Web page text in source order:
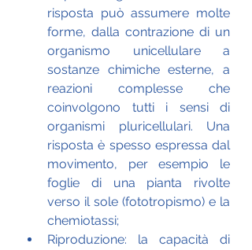
risposta può assumere molte
forme, dalla contrazione di un
organismo unicellulare a
sostanze chimiche esterne, a
reazioni complesse che
coinvolgono tutti i sensi di
organismi pluricellulari. Una
risposta è spesso espressa dal
movimento, per esempio le
foglie di una pianta rivolte
verso il sole (fototropismo) e la
chemiotassi;
Riproduzione: la capacità di